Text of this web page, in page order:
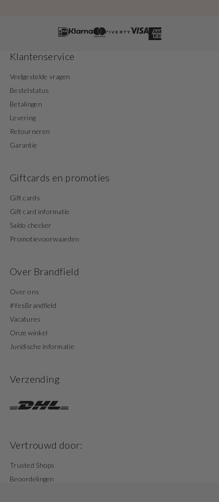
Klantenservice
Veelgestelde vragen
Bestelstatus
Betalingen
Levering
Retourneren
Garantie
Giftcards en promoties
Gift cards
Gift card informatie
Saldo checker
Promotievoorwaarden
Over Brandfield
Over ons
#YesBrandfield
Vacatures
Onze winkel
Juridische informatie
Verzending
Vertrouwd door:
Trusted Shops
Beoordelingen